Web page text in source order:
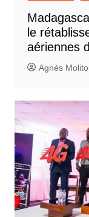
le
aériennes
Agnès